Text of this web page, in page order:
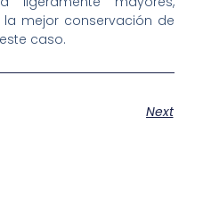
mejor conservación de
caso.
Next